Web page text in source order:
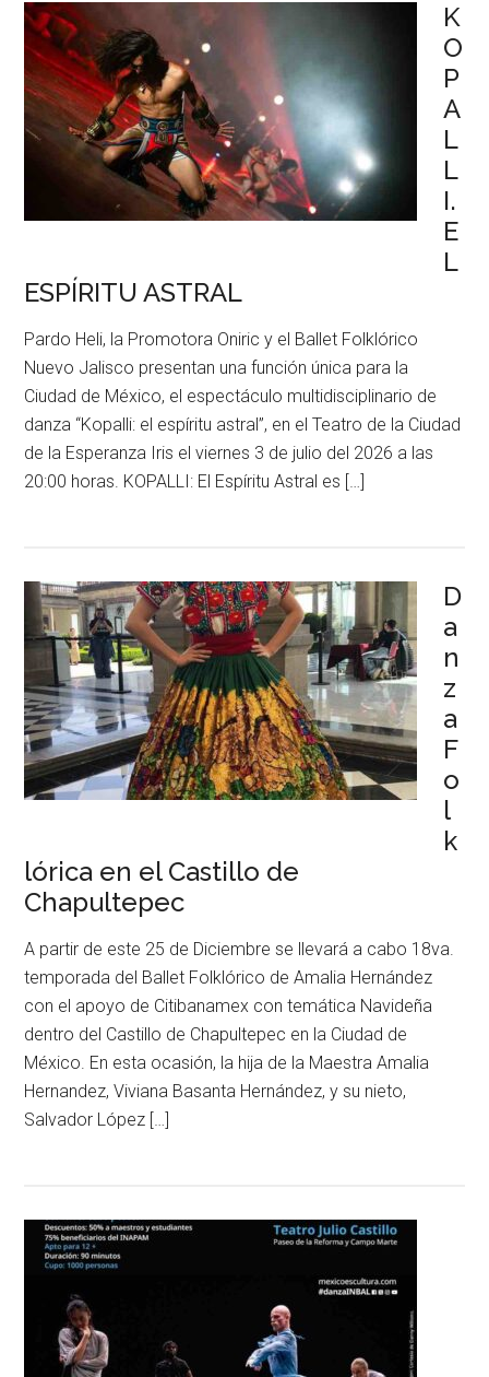
K
O
P
A
L
L
I.
E
L
ESPÍRITU ASTRAL
Pardo Heli, la Promotora Oniric y el Ballet Folklórico
Nuevo Jalisco presentan una función única para la
Ciudad de México, el espectáculo multidisciplinario de
danza “Kopalli: el espíritu astral”, en el Teatro de la Ciudad
de la Esperanza Iris el viernes 3 de julio del 2026 a las
20:00 horas. KOPALLI: El Espíritu Astral es […]
D
a
n
z
a
F
o
l
k
lórica en el Castillo de
Chapultepec
A partir de este 25 de Diciembre se llevará a cabo 18va.
temporada del Ballet Folklórico de Amalia Hernández
con el apoyo de Citibanamex con temática Navideña
dentro del Castillo de Chapultepec en la Ciudad de
México. En esta ocasión, la hija de la Maestra Amalia
Hernandez, Viviana Basanta Hernández, y su nieto,
Salvador López […]